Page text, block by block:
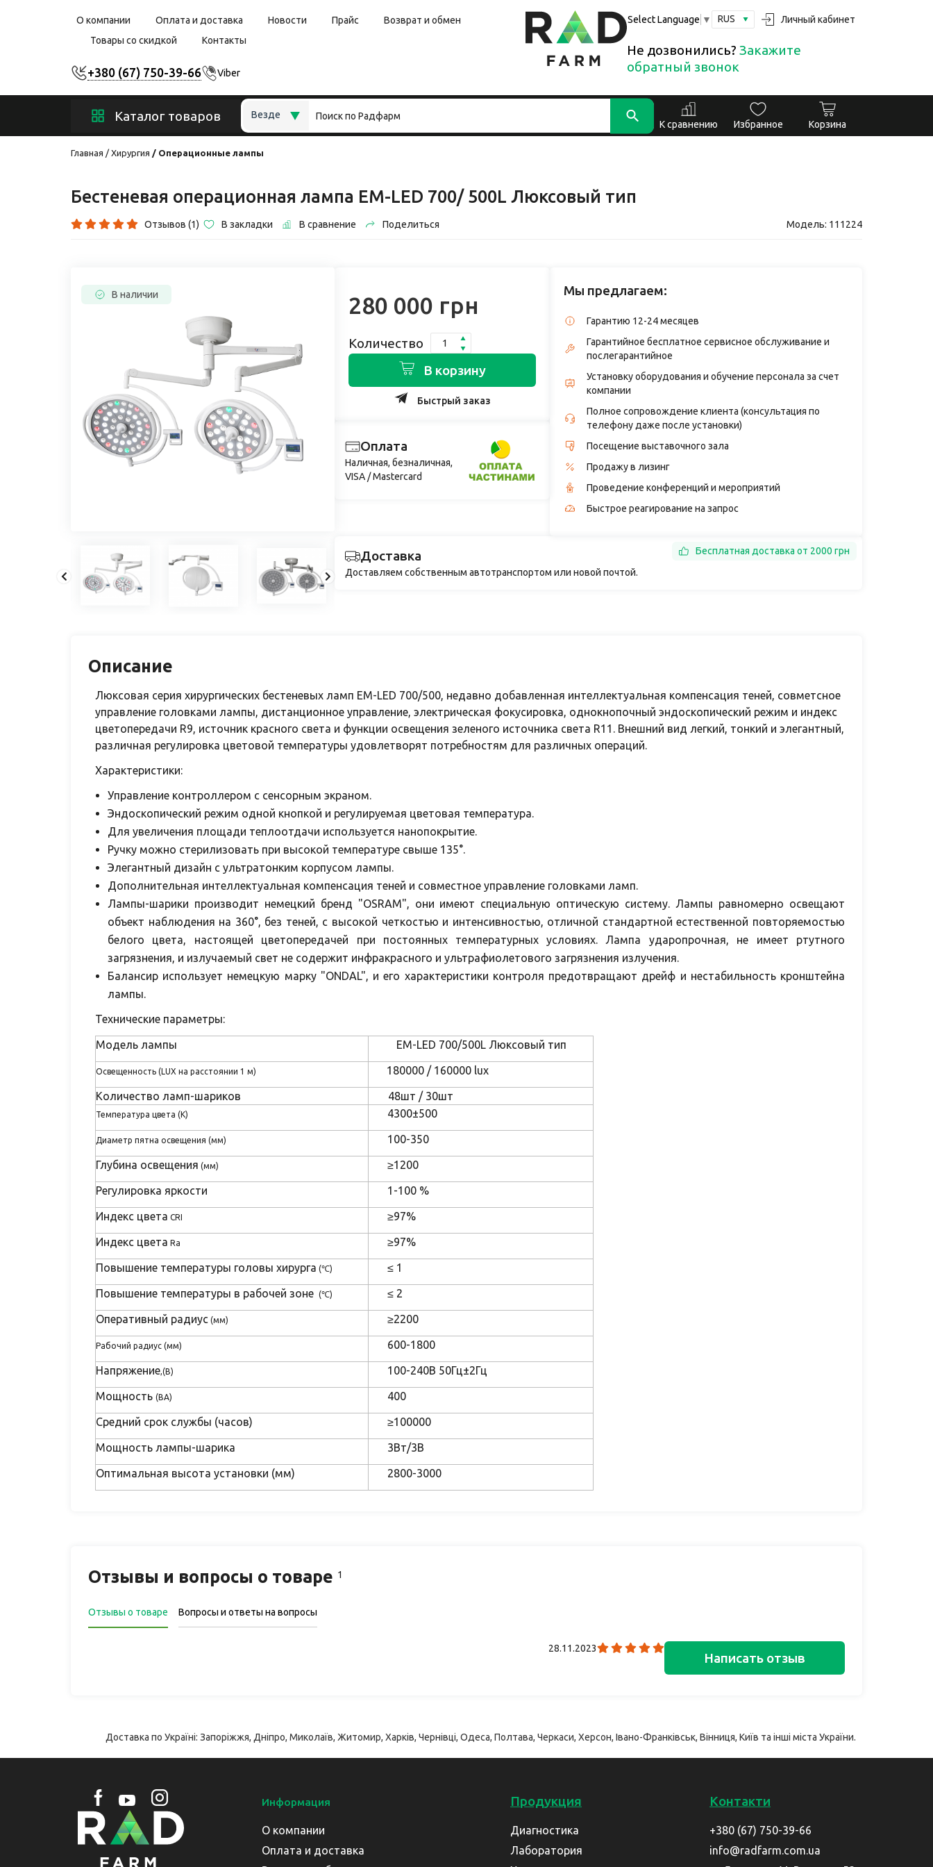
О компании Оплата и доставка Новости Прайс
Возврат и обмен
Товары со скидкой
Контакты
+380 (67) 750-39-66 Viber
Select Language ▼ RUS Личный кабинет
Не дозвонились? Закажите
обратный звонок
Каталог товаров
Везде
К сравнению
Избранное Корзина
Главная Хирургия Операционные лампы
Бестеневая операционная лампа EM-LED 700/ 500L Люксовый тип
Отзывов (1) В закладки В сравнение Поделиться Модель: 111224
В наличии 280 000 грн
Количество
В корзину
Быстрый заказ
Оплата
Наличная, безналичная,
VISA / Mastercard
Мы предлагаем:
Гарантию 12-24 месяцев
Гарантийное бесплатное сервисное обслуживание и
послегарантийное
Установку оборудования и обучение персонала за счет
компании
Полное сопровождение клиента (консультация по
телефону даже после установки)
Посещение выставочного зала
Продажу в лизинг
Проведение конференций и мероприятий
Быстрое реагирование на запрос
Доставка
Доставляем собственным автотранспортом или новой почтой.
Бесплатная доставка от 2000 грн
Описание
Люксовая серия хирургических бестеневых ламп EM-LED 700/500, недавно добавленная интеллектуальная компенсация теней, совметсное
управление головками лампы, дистанционное управление, электрическая фокусировка, однокнопочный эндоскопический режим и индекс
цветопередачи R9, источник красного света и функции освещения зеленого источника света R11. Внешний вид легкий, тонкий и элегантный,
различная регулировка цветовой температуры удовлетворят потребностям для различных операций.
Характеристики:
Управление контроллером с сенсорным экраном.
Эндоскопический режим одной кнопкой и регулируемая цветовая температура.
Для увеличения площади теплоотдачи используется нанопокрытие.
Ручку можно стерилизовать при высокой температуре свыше 135°.
Элегантный дизайн с ультратонким корпусом лампы.
Дополнительная интеллектуальная компенсация теней и совместное управление головками ламп.
Лампы-шарики производит немецкий бренд "OSRAM", они имеют специальную оптическую систему. Лампы равномерно освещают
объект наблюдения на 360°, без теней, с высокой четкостью и интенсивностью, отличной стандартной естественной повторяемостью
белого цвета, настоящей цветопередачей при постоянных температурных условиях. Лампа ударопрочная, не имеет ртутного
загрязнения, и излучаемый свет не содержит инфракрасного и ультрафиолетового загрязнения излучения.
Балансир использует немецкую марку "ONDAL", и его характеристики контроля предотвращают дрейф и нестабильность кронштейна
лампы.
Технические параметры:
Модель лампы EM-LED 700/500L Люксовый тип
Освещенность (LUX на расстоянии 1 м) 180000 / 160000 lux
Количество ламп-шариков 48шт / 30шт
Температура цвета (К) 4300±500
Диаметр пятна освещения (мм) 100-350
Глубина освещения (мм) ≥1200
Регулировка яркости 1-100 %
Индекс цвета CRI ≥97%
Индекс цвета Ra ≥97%
Повышение температуры головы хирурга (℃) ≤ 1
Повышение температуры в рабочей зоне (℃) ≤ 2
Оперативный радиус (мм) ≥2200
Рабочий радиус (мм) 600-1800
Напряжение,(В) 100-240В 50Гц±2Гц
Мощность (ВА) 400
Средний срок службы (часов) ≥100000
Мощность лампы-шарика 3Вт/3В
Оптимальная высота установки (мм) 2800-3000
Отзывы и вопросы о товаре 1
Отзывы о товаре Вопросы и ответы на вопросы
28.11.2023
Написать отзыв
Доставка по Україні: Запоріжжя, Дніпро, Миколаїв, Житомир, Харків, Чернівці, Одеса, Полтава, Черкаси, Херсон, Івано-Франківськ, Вінниця, Київ та інші міста України.
Информация
О компании
Оплата и доставка
Продукция
Диагностика
Лаборатория
Контакти
+380 (67) 750-39-66
info@radfarm.com.ua